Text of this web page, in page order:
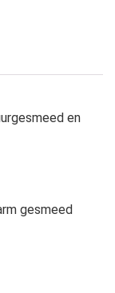
en
gesmeed